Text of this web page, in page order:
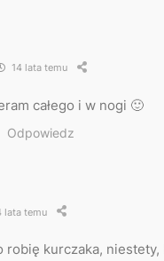
14 lata temu
całego i w nogi 🙂
Odpowiedz
lata temu
robię kurczaka, niestety,